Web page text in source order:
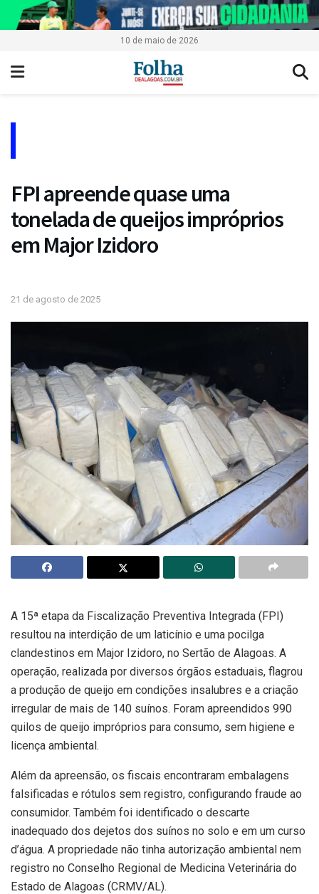
10 de maio de 2026
FPI apreende quase uma
tonelada de queijos impróprios
em Major Izidoro
21 de agosto de 2025
A 15ª etapa da Fiscalização Preventiva Integrada (FPI)
resultou na interdição de um laticínio e uma pocilga
clandestinos em Major Izidoro, no Sertão de Alagoas. A
operação, realizada por diversos órgãos estaduais, flagrou
a produção de queijo em condições insalubres e a criação
irregular de mais de 140 suínos. Foram apreendidos 990
quilos de queijo impróprios para consumo, sem higiene e
licença ambiental.
Além da apreensão, os fiscais encontraram embalagens
falsificadas e rótulos sem registro, configurando fraude ao
consumidor. Também foi identificado o descarte
inadequado dos dejetos dos suínos no solo e em um curso
d’água. A propriedade não tinha autorização ambiental nem
registro no Conselho Regional de Medicina Veterinária do
Estado de Alagoas (CRMV/AL).